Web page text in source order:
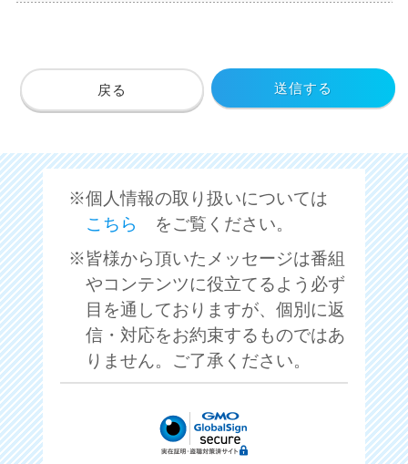
戻る 送信する
個人情報の取り扱いについては
こちら
をご覧ください。
皆様から頂いたメッセージは番組
やコンテンツに役立てるよう必ず
目を通しておりますが、個別に返
信・対応をお約束するものではあ
りません。ご了承ください。